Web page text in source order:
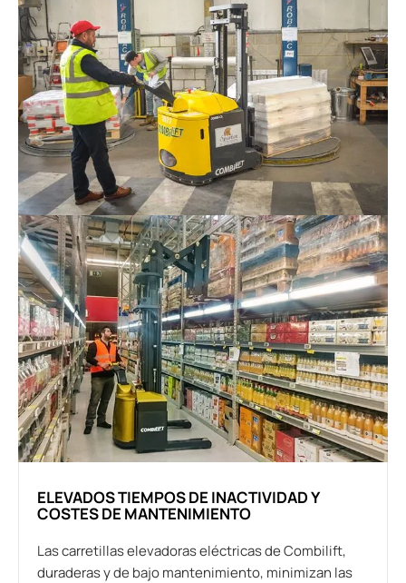
ELEVADOS TIEMPOS DE INACTIVIDAD Y
COSTES DE MANTENIMIENTO
Las carretillas elevadoras eléctricas de Combilift,
duraderas y de bajo mantenimiento, minimizan las